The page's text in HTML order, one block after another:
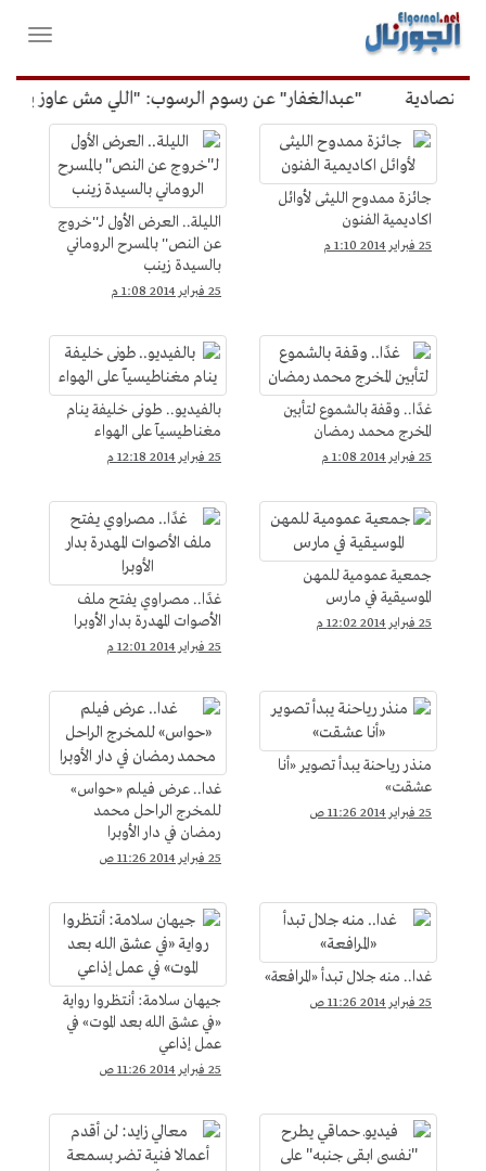
القائمة
الرئيسية
فتح
"عبدالغفار" عن رسوم الرسوب: "اللي مش عاوز
فن
ثقافة
جائزة ممدوح الليثى لأوائل
اكاديمية الفنون
25 فبراير 2014 1:10 م
الليلة.. العرض الأول لـ''خروج
عن النص'' بالمسرح الروماني
بالسيدة زينب
25 فبراير 2014 1:08 م
غدًا.. وقفة بالشموع لتأبين
المخرج محمد رمضان
25 فبراير 2014 1:08 م
بالفيديو.. طونى خليفة ينام
مغناطيسيآ على الهواء
25 فبراير 2014 12:18 م
جمعية عمومية للمهن
الموسيقية في مارس
25 فبراير 2014 12:02 م
غدًا.. مصراوي يفتح ملف
الأصوات المهدرة بدار الأوبرا
25 فبراير 2014 12:01 م
منذر رياحنة يبدأ تصوير «أنا
عشقت»
25 فبراير 2014 11:26 ص
غدا.. عرض فيلم «حواس»
للمخرج الراحل محمد
رمضان في دار الأوبرا
25 فبراير 2014 11:26 ص
غدا.. منه جلال تبدأ «المرافعة»
25 فبراير 2014 11:26 ص
جيهان سلامة: أنتظروا رواية
«في عشق الله بعد الموت» في
عمل إذاعي
25 فبراير 2014 11:26 ص